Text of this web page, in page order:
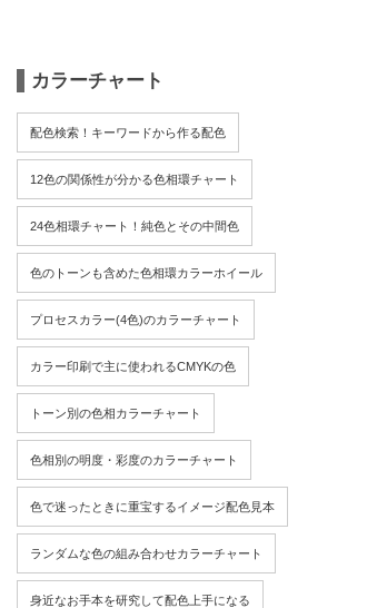
カラーチャート
配色検索！キーワードから作る配色
12色の関係性が分かる色相環チャート
24色相環チャート！純色とその中間色
色のトーンも含めた色相環カラーホイール
プロセスカラー(4色)のカラーチャート
カラー印刷で主に使われるCMYKの色
トーン別の色相カラーチャート
色相別の明度・彩度のカラーチャート
色で迷ったときに重宝するイメージ配色見本
ランダムな色の組み合わせカラーチャート
身近なお手本を研究して配色上手になる